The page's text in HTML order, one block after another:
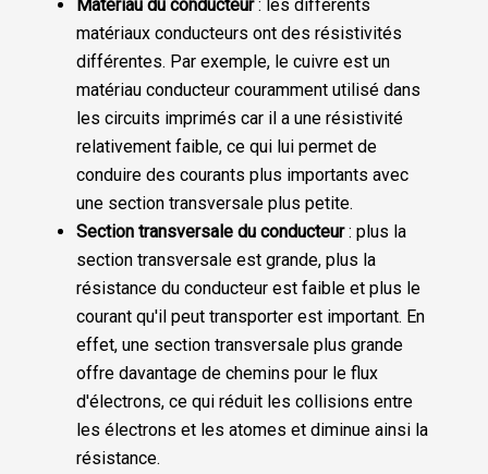
Matériau du conducteur: les différents
matériaux conducteurs ont des résistivités
différentes. Par exemple, le cuivre est un
matériau conducteur couramment utilisé dans
les circuits imprimés car il a une résistivité
relativement faible, ce qui lui permet de
conduire des courants plus importants avec
une section transversale plus petite.
Section transversale du conducteur: plus la
section transversale est grande, plus la
résistance du conducteur est faible et plus le
courant qu'il peut transporter est important. En
effet, une section transversale plus grande
offre davantage de chemins pour le flux
d'électrons, ce qui réduit les collisions entre
les électrons et les atomes et diminue ainsi la
résistance.